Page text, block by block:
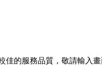
佳的服務品質，敬請輸入